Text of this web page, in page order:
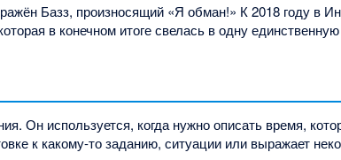
Базз, произносящий «Я обман!» К 2018 году в
в конечном итоге свелась в одну
Он используется, когда нужно описать время,
к какому-то заданию, ситуации или выражает